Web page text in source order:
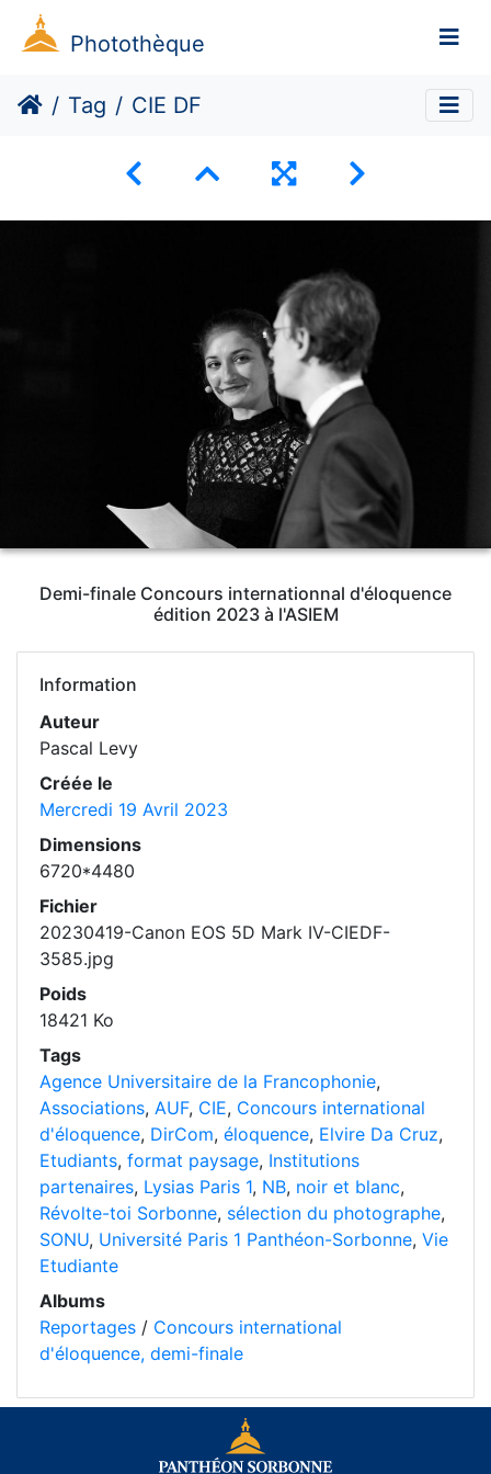
Photothèque
Tag CIE DF
Demi-finale Concours internationnal d'éloquence
édition 2023 à l'ASIEM
Information
Auteur
Pascal Levy
Créée le
Mercredi 19 Avril 2023
Dimensions
6720*4480
Fichier
20230419-Canon EOS 5D Mark IV-CIEDF-
3585.jpg
Poids
18421 Ko
Tags
Agence Universitaire de la Francophonie,
Associations, AUF, CIE, Concours international
d'éloquence, DirCom, éloquence, Elvire Da Cruz,
Etudiants, format paysage, Institutions
partenaires, Lysias Paris 1, NB, noir et blanc,
Révolte-toi Sorbonne, sélection du photographe,
SONU, Université Paris 1 Panthéon-Sorbonne, Vie
Etudiante
Albums
Reportages / Concours international
d'éloquence, demi-finale